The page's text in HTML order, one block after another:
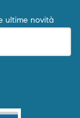
ultime novità